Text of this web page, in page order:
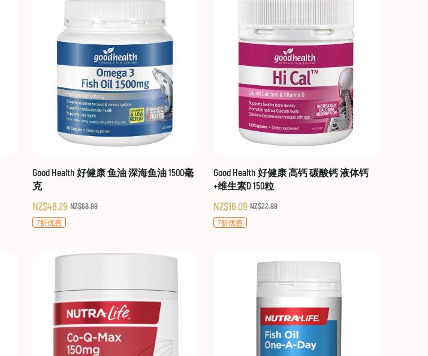
Good Health 好健康 鱼油 深海鱼油 1500毫
克
NZ$48.29 NZ$68.99
7折优惠
Good Health 好健康 高钙 碳酸钙 液体钙
+维生素D 150粒
NZ$16.09 NZ$22.99
7折优惠